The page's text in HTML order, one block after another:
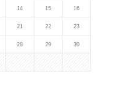
14 15 16
21 22 23
28 29 30